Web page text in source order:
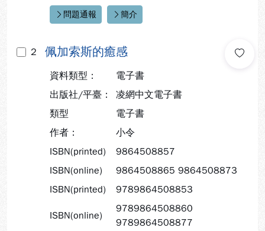
快速連結：
問題通報 簡介
2 佩加索斯的癒感
資料類型：
電子書
出版社/平臺：
凌網中文電子書
類型
電子書
作者：
小令
ISBN(printed)
9864508857
ISBN(online)
9864508865 9864508873
ISBN(printed)
9789864508853
ISBN(online)
9789864508860
9789864508877